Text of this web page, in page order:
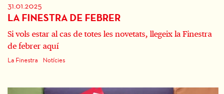
31.01.2025
LA FINESTRA DE FEBRER
Si vols estar al cas de totes les novetats, llegeix la Finestra
de febrer aquí
La Finestra Notícies